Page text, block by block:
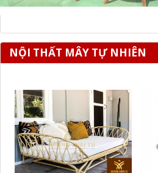
NỘI THẤT MÂY TỰ NHIÊN